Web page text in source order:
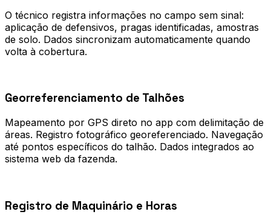
O técnico registra informações no campo sem sinal:
aplicação de defensivos, pragas identificadas, amostras
de solo. Dados sincronizam automaticamente quando
volta à cobertura.
Georreferenciamento de Talhões
Mapeamento por GPS direto no app com delimitação de
áreas. Registro fotográfico georeferenciado. Navegação
até pontos específicos do talhão. Dados integrados ao
sistema web da fazenda.
Registro de Maquinário e Horas